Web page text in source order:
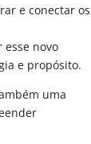
e conectar os
novo
e propósito.
uma